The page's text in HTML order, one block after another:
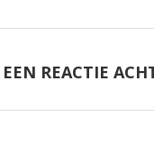
REACTIE